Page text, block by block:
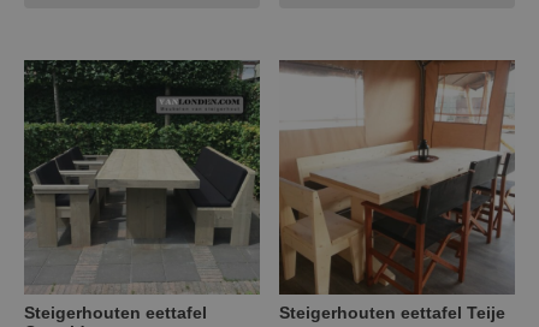
Steigerhouten eettafel
Steigerhouten eettafel Teije